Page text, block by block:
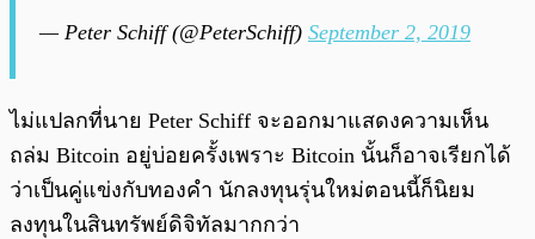
— Peter Schiff (@PeterSchiff) September 2, 2019
ไม่แปลกที่นาย Peter Schiff จะออกมาแสดงความเห็น
ถล่ม Bitcoin อยู่บ่อยครั้งเพราะ Bitcoin นั้นก็อาจเรียกได้
ว่าเป็นคู่แข่งกับทองคำ นักลงทุนรุ่นใหม่ตอนนี้ก็นิยม
ลงทุนในสินทรัพย์ดิจิทัลมากกว่า